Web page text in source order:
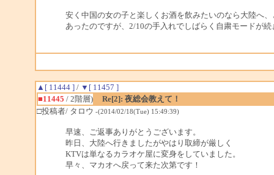
安く中国の女の子と楽しくお酒を飲みたいのなら大陸へ
あったのですが、2/10の手入れでしばらく自粛モードが
▲[ 11444 ]/ ▼[ 11457 ]
■11445 / 2階層)
Re[2]: 夜総会教えて！
□投稿者/ タロウ -(2014/02/18(Tue) 15:49:39)
早速、ご返事ありがとうございます。
昨日、大陸へ行きましたがやはり取締が厳しく
KTVは単なるカラオケ屋に変身をしていました。
早々、マカオへ戻って来た次第です！